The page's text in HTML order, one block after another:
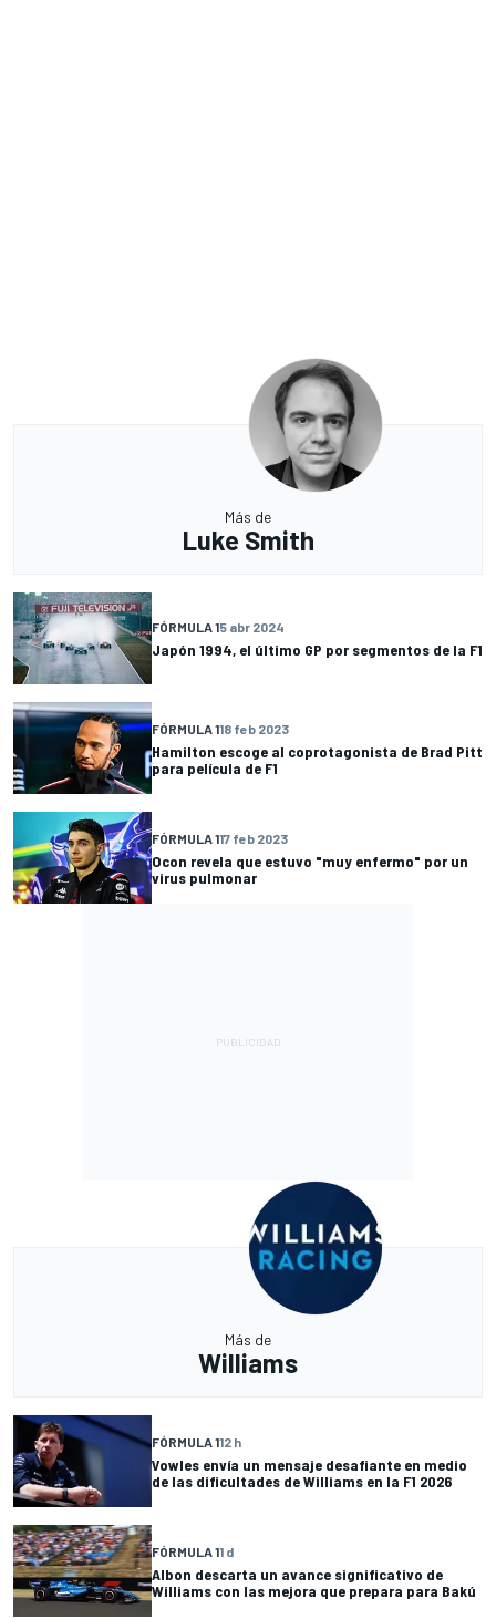
Más de
Luke Smith
FÓRMULA 15 abr 2024
Japón 1994, el último GP por segmentos de la F1
FÓRMULA 118 feb 2023
Hamilton escoge al coprotagonista de Brad Pitt
para película de F1
FÓRMULA 117 feb 2023
Ocon revela que estuvo "muy enfermo" por un
virus pulmonar
Más de
Williams
FÓRMULA 112 h
Vowles envía un mensaje desafiante en medio
de las dificultades de Williams en la F1 2026
FÓRMULA 11 d
Albon descarta un avance significativo de
Williams con las mejora que prepara para Bakú